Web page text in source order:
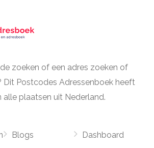
zoeken of een adres zoeken of
Dit Postcodes Adressenboek heeft
plaatsen uit Nederland.
Blogs
Dashboard